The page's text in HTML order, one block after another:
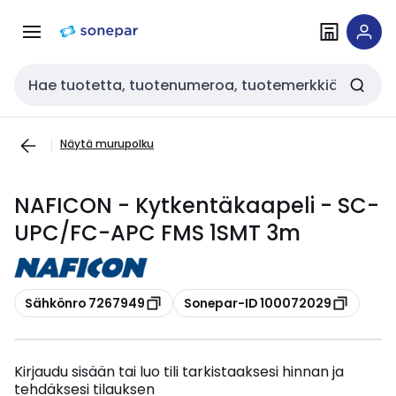
navigointiinsisältöön
Haku
Näytä murupolku
NAFICON - Kytkentäkaapeli - SC-
UPC/FC-APC FMS 1SMT 3m
Kopioi
Sähkönro 7267949 Kopioi
Sonepar-ID 100072029
Kirjaudu sisään tai luo tili tarkistaaksesi hinnan ja
tehdäksesi tilauksen